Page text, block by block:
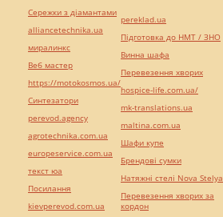
Сережки з діамантами
alliancetechnika.ua
миралинкс
Веб мастер
https://motokosmos.ua/
Синтезатори
perevod.agency
agrotechnika.com.ua
europeservice.com.ua
текст юа
Посилання
kievperevod.com.ua
pereklad.ua
Підготовка до НМТ / ЗНО
Винна шафа
Перевезення хворих
hospice-life.com.ua/
mk-translations.ua
maltina.com.ua
Шафи купе
Брендові сумки
Натяжні стелі Nova Stelya
Перевезення хворих за
кордон